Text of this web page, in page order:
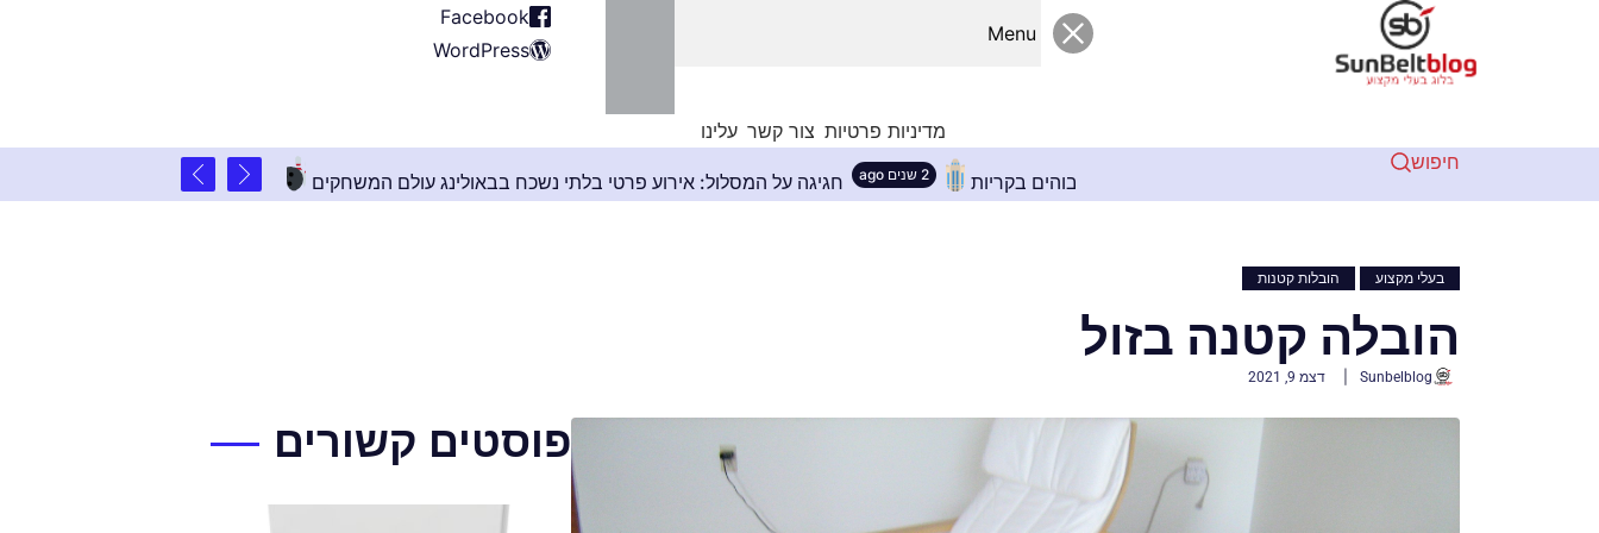
Menu
מדיניות פרטיות צור קשר עלינו
Facebook
WordPress
חיפוש
2 שנים ago איטום קירות בסנפלינג: הפתרון המושלם לבניינים גבוהים בקריות 2 שנים ago חגיגה על המסלול: אירוע פרטי בלתי נשכח בבאולינג עולם המשחקים
בעלי מקצוע הובלות קטנות
הובלה קטנה בזול
Sunbelblog דצמ 9, 2021
פוסטים קשורים